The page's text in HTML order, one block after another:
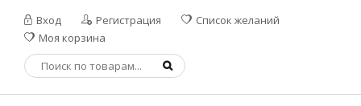
Вход Регистрация
Список желаний
Моя корзина